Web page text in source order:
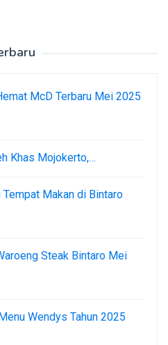
McD Terbaru Mei 2025
Khas Mojokerto,…
Makan di Bintaro
Steak Bintaro Mei
Wendys Tahun 2025